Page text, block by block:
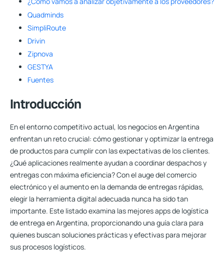
Quadminds
SimpliRoute
Drivin
Zipnova
GESTYA
Fuentes
Introducción
En el entorno competitivo actual, los negocios en Argentina
enfrentan un reto crucial: cómo gestionar y optimizar la entrega
de productos para cumplir con las expectativas de los clientes.
¿Qué aplicaciones realmente ayudan a coordinar despachos y
entregas con máxima eficiencia? Con el auge del comercio
electrónico y el aumento en la demanda de entregas rápidas,
elegir la herramienta digital adecuada nunca ha sido tan
importante. Este listado examina las mejores apps de logística
de entrega en Argentina, proporcionando una guía clara para
quienes buscan soluciones prácticas y efectivas para mejorar
sus procesos logísticos.